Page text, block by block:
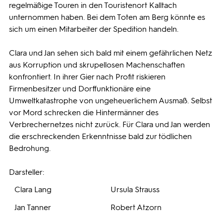
regelmäßige Touren in den Touristenort Kalltach
unternommen haben. Bei dem Toten am Berg könnte es
sich um einen Mitarbeiter der Spedition handeln.
Clara und Jan sehen sich bald mit einem gefährlichen Netz
aus Korruption und skrupellosen Machenschaften
konfrontiert. In ihrer Gier nach Profit riskieren
Firmenbesitzer und Dorffunktionäre eine
Umweltkatastrophe von ungeheuerlichem Ausmaß. Selbst
vor Mord schrecken die Hintermänner des
Verbrechernetzes nicht zurück. Für Clara und Jan werden
die erschreckenden Erkenntnisse bald zur tödlichen
Bedrohung.
Darsteller:
Clara Lang
Ursula Strauss
Jan Tanner
Robert Atzorn